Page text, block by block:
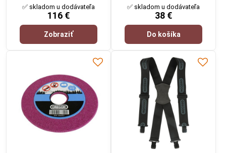
✅ skladom u dodávateľa
116 €
Zobraziť
✅ skladom u dodávateľa
38 €
Do košíka